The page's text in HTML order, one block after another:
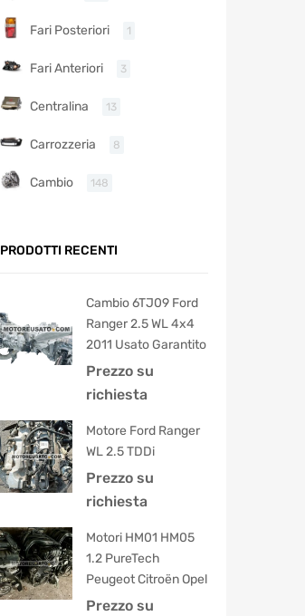
Fari Posteriori 1
Fari Anteriori 3
Centralina 13
Carrozzeria 8
Cambio 148
PRODOTTI RECENTI
Cambio 6TJ09 Ford
Ranger 2.5 WL 4x4
2011 Usato Garantito
Prezzo su
richiesta
Motore Ford Ranger
WL 2.5 TDDi
Prezzo su
richiesta
Motori HM01 HM05
1.2 PureTech
Peugeot Citroën Opel
Prezzo su